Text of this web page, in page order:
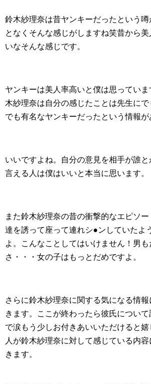
鈴木紗理奈は昔ヤンキーだったという
となくそんな感じがしますね笑昔から
いなそんな感じです。
ヤンキーは美人率高いと僕は思ってい
木紗理奈は自分の感じたことは先生に
でも有名なヤンキーだったという情報が
いいですよね。自分の意見を相手が誰
言える人は僕はいいと本当に思います。
また鈴木紗理奈の昔の衝撃的なエピソ
達を誘って座って連れシ●ンしていたよ
よ。こんなことしてはいけません！男
さ・・・女の子はもっとだめですよ。
さらに鈴木紗理奈に関する気になる情
きます。ここが終わったら彼氏につい
で涙もう少しお付きあいいただけると
人が鈴木紗理奈に対して感じている内
きます。